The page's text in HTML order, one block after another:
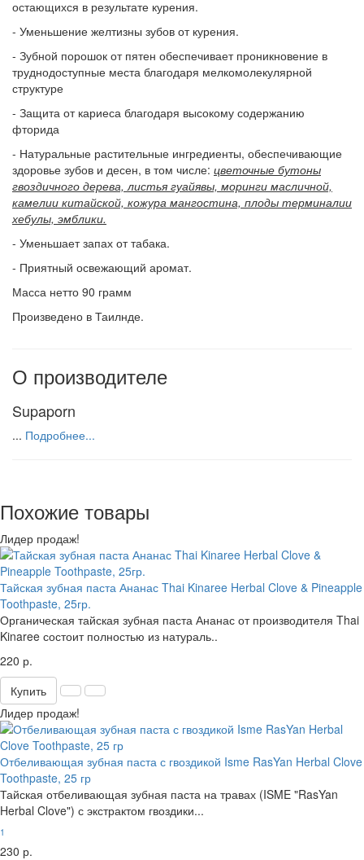
остающихся в результате курения.
- Уменьшение желтизны зубов от курения.
- Зубной порошок от пятен обеспечивает проникновение в
труднодоступные места благодаря мелкомолекулярной
структуре
- Защита от кариеса благодаря высокому содержанию
фторида
- Натуральные растительные ингредиенты, обеспечивающие
здоровье зубов и десен, в том числе: цветочные бутоны
гвоздичного дерева, листья гуайявы, моринги масличной,
камелии китайской, кожура мангостина, плоды терминалии
хебулы, эмблики.
- Уменьшает запах от табака.
- Приятный освежающий аромат.
Масса нетто 90 грамм
Произведено в Таилнде.
О производителе
Supaporn
... Подробнее...
Похожие товары
Лидер продаж!
Тайская зубная паста Ананас Thai Kinaree Herbal Clove & Pineapple
Toothpaste, 25гр.
Органическая тайская зубная паста Ананас от производителя Thai
Kinaree состоит полностью из натураль..
220 р.
Купить
Лидер продаж!
Отбеливающая зубная паста с гвоздикой Isme RasYan Herbal Clove
Toothpaste, 25 гр
Тайская отбеливающая зубная паста на травах (ISME "RasYan
Herbal Clove") с экстрактом гвоздики...
1
230 р.